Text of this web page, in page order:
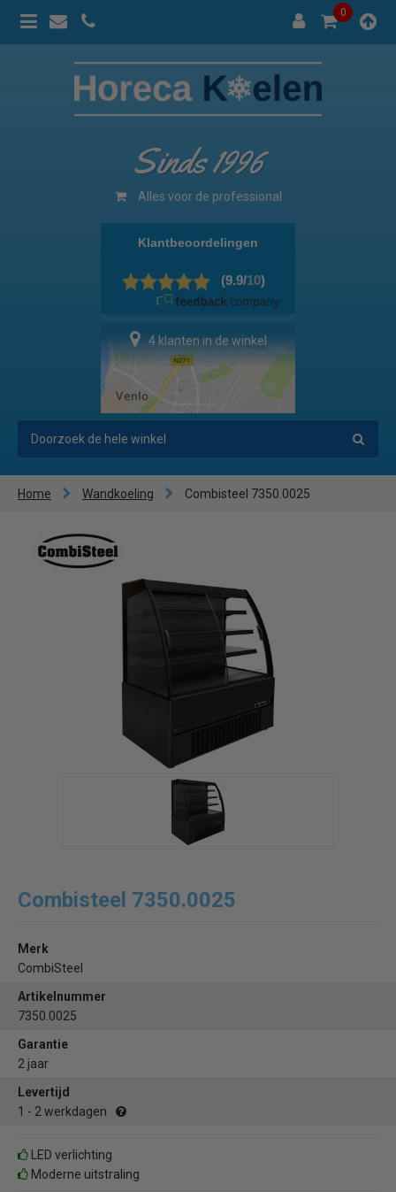
0
Sinds 1996
100% prijsgarantie
4 klanten in de winkel
Home Wandkoeling Combisteel 7350.0025
Combisteel 7350.0025
Merk
CombiSteel
Artikelnummer
7350.0025
Garantie
2 jaar
Levertijd
1 - 2 werkdagen
LED verlichting
Moderne uitstraling